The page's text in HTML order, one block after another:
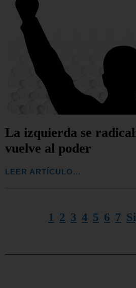
La izquierda se
vuelve al poder
LEER ARTÍCULO...
1 2 3 4 5 6 7